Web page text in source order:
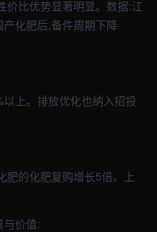
价比优势显著明显。数据:江
化肥后,备件周期下降
上。排放优化也纳入招投
肥的化肥复购增长5倍。上
与价值: